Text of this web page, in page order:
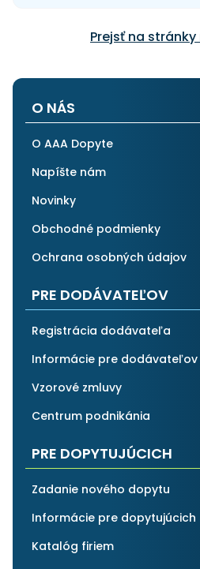
Prejsť na
O NÁS
O AAA Dopyte
Napíšte nám
Novinky
Obchodné podmienky
Ochrana osobných údajov
PRE DODÁVATEĽOV
Registrácia dodávateľa
Informácie pre dodávateľov
Vzorové zmluvy
Centrum podnikánia
PRE DOPYTUJÚCICH
Zadanie nového dopytu
Informácie pre dopytujúcich
Katalóg firiem